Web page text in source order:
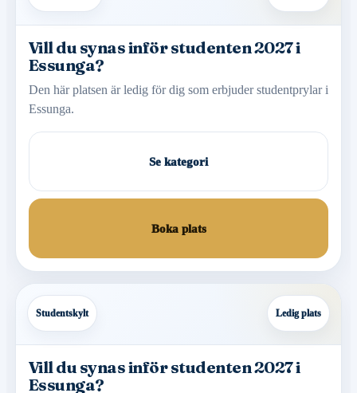
Vill du synas inför studenten 2027 i
Essunga?
Den här platsen är ledig för dig som erbjuder studentprylar i
Essunga.
Se kategori
Boka plats
Studentskylt Ledig plats
Vill du synas inför studenten 2027 i
Essunga?